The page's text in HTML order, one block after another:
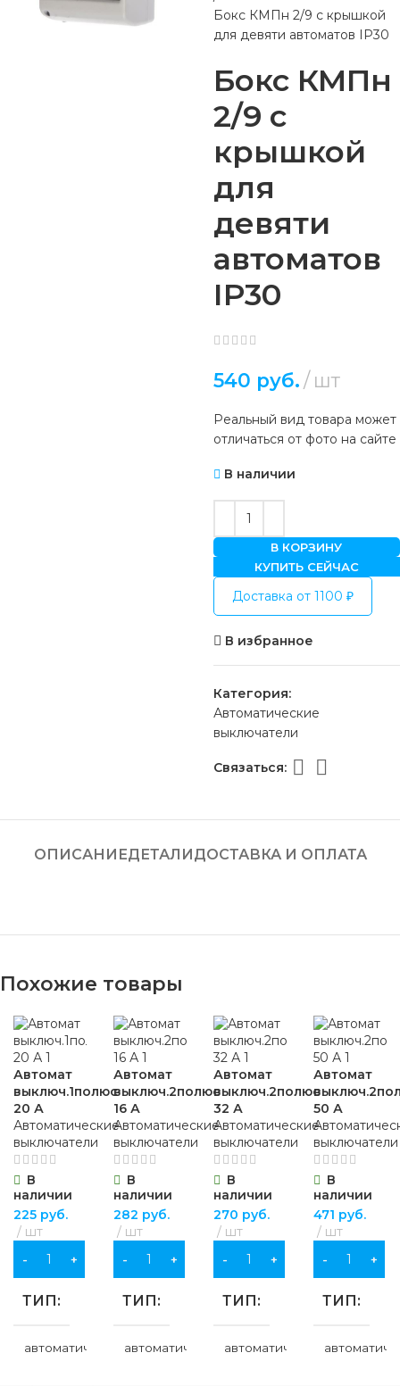
Бокс КМПн 2/9 с крышкой
для девяти автоматов IP30
Бокс КМПн
2/9 с
крышкой
для
девяти
автоматов
IP30
540 руб. шт
Реальный вид товара может
отличаться от фото на сайте
В наличии
В КОРЗИНУ
КУПИТЬ СЕЙЧАС
Доставка от 1100 ₽
В избранное
Категория:
Автоматические
выключатели
Связаться:
ОПИСАНИЕДЕТАЛИДОСТАВКА И ОПЛАТА
Похожие товары
Автомат
выключ.1полюс
20 А
Автоматические
выключатели
В
наличии
225 руб.
шт
ТИП
автоматический
Автомат
выключ.2полюс
16 А
Автоматические
выключатели
В
наличии
282 руб.
шт
ТИП
автоматический
Автомат
выключ.2полюс
32 А
Автоматические
выключатели
В
наличии
270 руб.
шт
ТИП
автоматический
Автомат
50 А
выключатели
В
наличии
471 руб.
шт
ТИП